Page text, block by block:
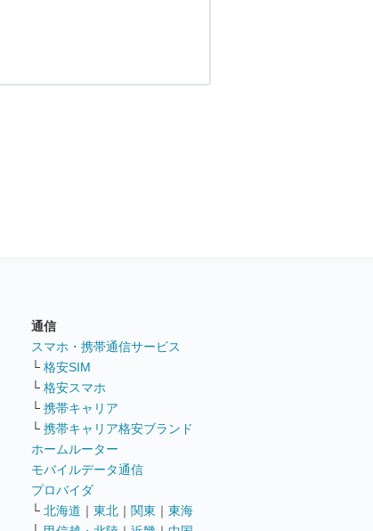
通信
スマホ・携帯通信サービス
└ 格安SIM
└ 格安スマホ
└ 携帯キャリア
└ 携帯キャリア格安ブランド
ホームルーター
モバイルデータ通信
プロバイダ
└ 北海道 ｜ 東北 ｜ 関東 ｜ 東海